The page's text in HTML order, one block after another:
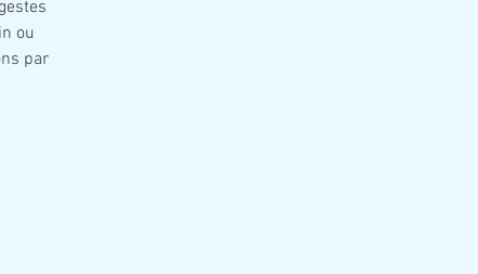
ou
par